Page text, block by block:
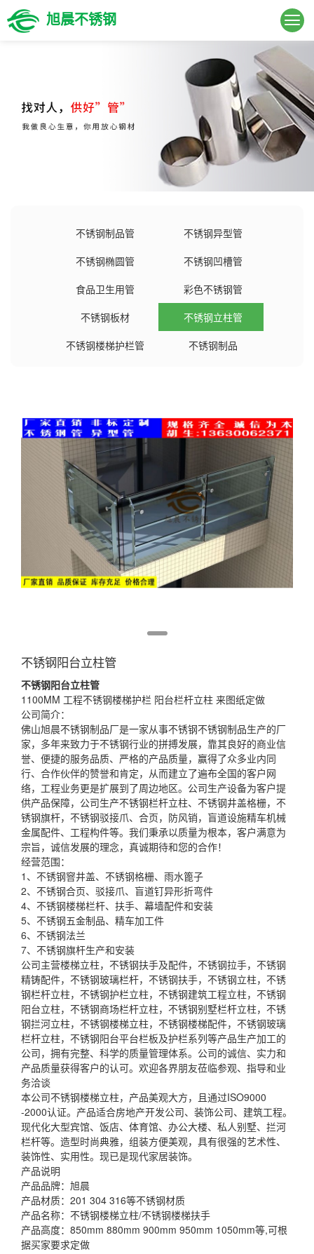
旭晨不锈钢
不锈钢制品管
不锈钢异型管
不锈钢椭圆管
不锈钢凹槽管
食品卫生用管
彩色不锈钢管
不锈钢板材
不锈钢立柱管
不锈钢楼梯护栏管
不锈钢制品
不锈钢阳台立柱管
不锈钢阳台立柱管
1100MM 工程不锈钢楼梯护栏 阳台栏杆立柱 来图纸定做
公司简介：
佛山旭晨不锈钢制品厂是一家从事不锈钢不锈钢制品生产的厂
家，多年来致力于不锈钢行业的拼搏发展，靠其良好的商业信
誉、便捷的服务品质、严格的产品质量，赢得了众多业内同
行、合作伙伴的赞誉和肯定，从而建立了遍布全国的客户网
络，工程业务更是扩展到了周边地区。公司生产设备为客户提
供产品保障，公司生产不锈钢栏杆立柱、不锈钢井盖格栅，不
锈钢旗杆，不锈钢驳接爪、合页，防风销，盲道设施精车机械
金属配件、工程构件等。我们秉承以质量为根本，客户满意为
宗旨，诚信发展的理念，真诚期待和您的合作！
经营范围：
1、不锈钢窨井盖、不锈钢格栅、雨水篦子
2、不锈钢合页、驳接爪、盲道钉异形折弯件
4、不锈钢楼梯栏杆、扶手、幕墙配件和安装
5、不锈钢五金制品、精车加工件
6、不锈钢法兰
7、不锈钢旗杆生产和安装
公司主营楼梯立柱，不锈钢扶手及配件，不锈钢拉手，不锈钢
精铸配件，不锈钢玻璃栏杆，不锈钢扶手，不锈钢立柱，不锈
钢栏杆立柱，不锈钢护栏立柱，不锈钢建筑工程立柱，不锈钢
阳台立柱，不锈钢商场栏杆立柱，不锈钢别墅栏杆立柱，不锈
钢拦河立柱，不锈钢楼梯立柱，不锈钢楼梯配件，不锈钢玻璃
栏杆立柱，不锈钢阳台平台栏板及护栏系列等产品生产加工的
公司，拥有完整、科学的质量管理体系。公司的诚信、实力和
产品质量获得客户的认可。欢迎各界朋友莅临参观、指导和业
务洽谈
本公司不锈钢楼梯立柱，产品美观大方，且通过ISO9000
-2000认证。产品适合房地产开发公司、装饰公司、建筑工程。
现代化大型宾馆、饭店、体育馆、办公大楼、私人别墅、拦河
栏杆等。造型时尚典雅，组装方便美观，具有很强的艺术性、
装饰性、实用性。现已是现代家居装饰。
产品说明
产品品牌：旭晨
产品材质：201 304 316等不锈钢材质
产品名称：不锈钢楼梯立柱/不锈钢楼梯扶手
产品高度：850mm 880mm 900mm 950mm 1050mm等,可根
据买家要求定做